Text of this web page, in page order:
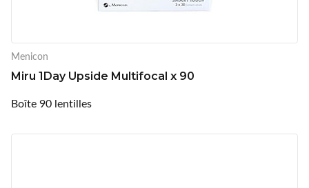
Menicon
Miru 1Day Upside Multifocal x 90
Boîte 90 lentilles